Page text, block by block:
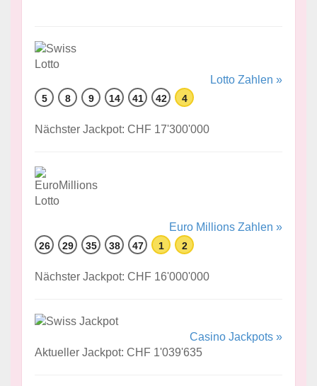
Lotto Zahlen »
5 8 9 14 41 42 4
Nächster Jackpot: CHF 17'300'000
Euro Millions Zahlen »
26 29 35 38 47 1 2
Nächster Jackpot: CHF 16'000'000
Casino Jackpots »
Aktueller Jackpot: CHF 1'039'635